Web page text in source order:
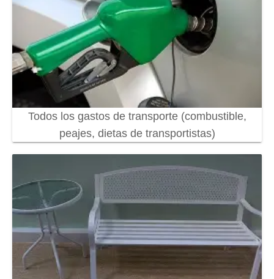
Todos los gastos de transporte (combustible,
peajes, dietas de transportistas)